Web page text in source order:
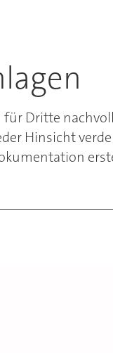
Dritte
Hinsicht